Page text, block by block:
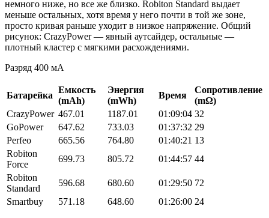
немного ниже, но все же близко. Robiton Standard выдает
меньше остальных, хотя время у него почти в той же зоне,
просто кривая раньше уходит в низкое напряжение. Общий
рисунок: CrazyPower — явный аутсайдер, остальные —
плотный кластер с мягкими расхождениями.
Разряд 400 мА
Батарейка
Емкость
(mAh)
Энергия
(mWh)
Время
Сопротивление
(mΩ)
CrazyPower 467.01 1187.01 01:09:04 32
GoPower
647.62 733.03 01:37:32 29
Perfeo
665.56 764.80 01:40:21 13
Robiton
Force
699.73 805.72 01:44:57 44
Robiton
Standard
596.68 680.60 01:29:50 72
Smartbuy
571.18 648.60 01:26:00 24